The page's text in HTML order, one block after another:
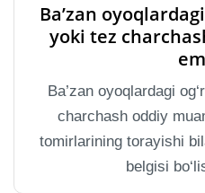
Ba’zan
yoki tez
Ba’zan oyoqlardagi
charchash oddiy
tomirlarining torayishi
belgisi